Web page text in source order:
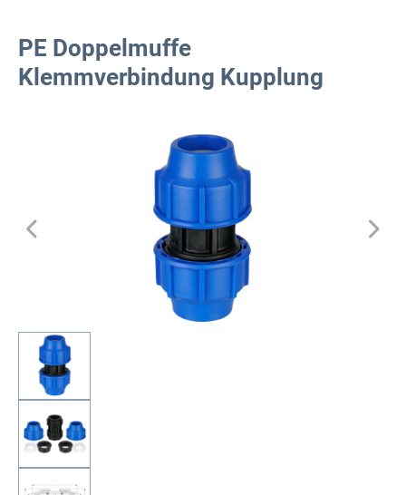
PE Doppelmuffe
Klemmverbindung Kupplung